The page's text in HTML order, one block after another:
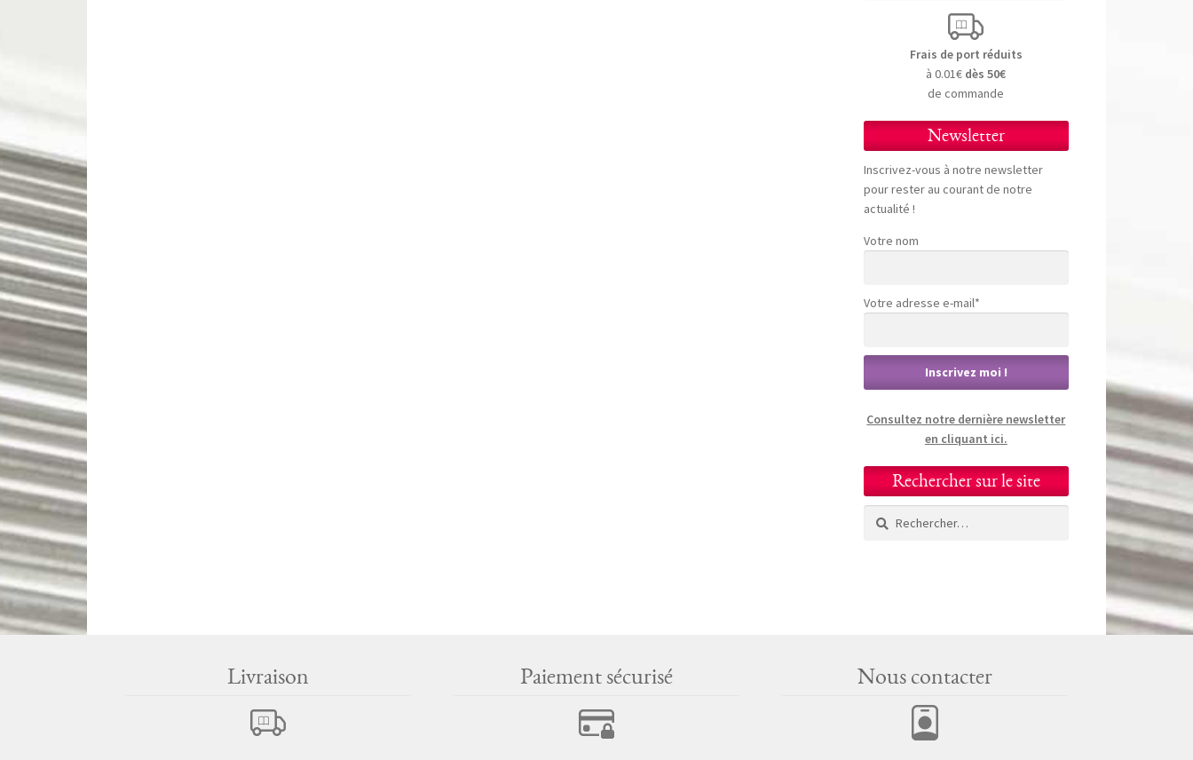
Frais de port réduits
à 0.01€ dès 50€
de commande
Newsletter
Inscrivez-vous à notre newsletter
pour rester au courant de notre
actualité !
Votre nom
Votre adresse e-mail*
Consultez notre dernière newsletter
en cliquant ici.
Rechercher sur le site
Rechercher :
Livraison Paiement sécurisé Nous contacter